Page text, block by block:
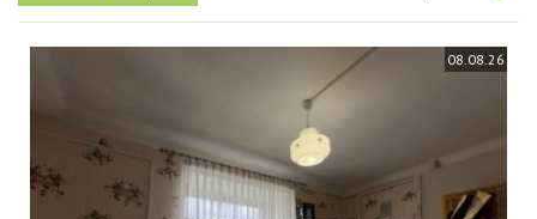
08.08.26